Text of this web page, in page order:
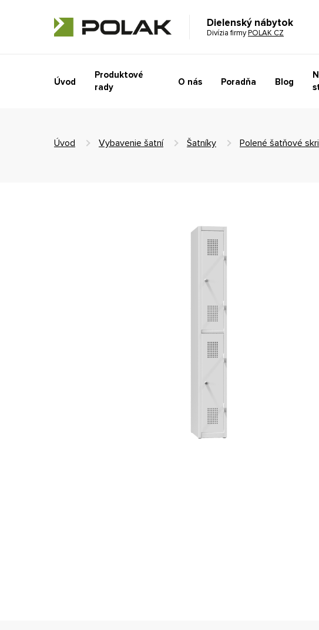
Dielenský nábytok
Divízia firmyPOLAK CZ
Úvod
Produktové
rady
O nás Poradňa Blog
Úvod Vybavenie šatní Šatníky Polené šatňové